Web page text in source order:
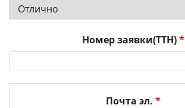
Номер заявки(ТТН)*
Почта эл. *